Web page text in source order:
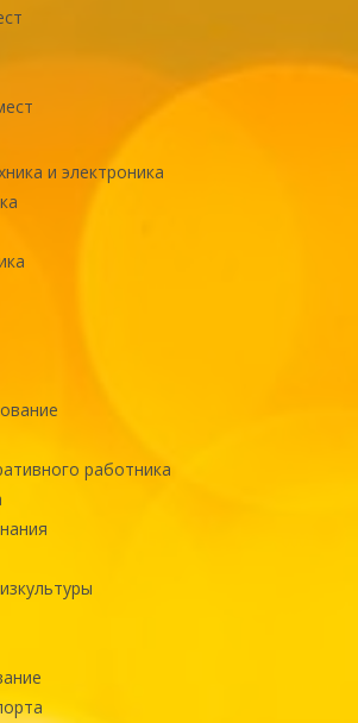
и электроника
работника